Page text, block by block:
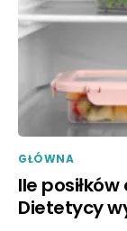
GŁÓWNA
Ile
Dietetycy